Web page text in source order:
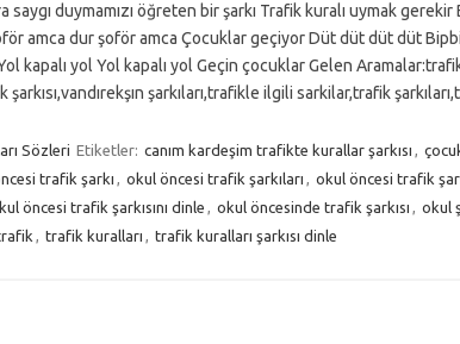
saygı duymamızı öğreten bir şarkı Trafik kuralı uymak
amca dur şoför amca Çocuklar geçiyor Düt düt düt düt
kapalı yol Yol kapalı yol Geçin çocuklar Gelen Aramalar:trafik
şarkıları,trafikle ilgili sarkilar,trafik
Sözleri Etiketler: canım kardeşim trafikte kurallar şarkısı ,
trafik şarkı , okul öncesi trafik şarkıları , okul öncesi trafik
öncesi trafik şarkısını dinle , okul öncesinde trafik şarkısı , okul
, trafik kuralları , trafik kuralları şarkısı dinle